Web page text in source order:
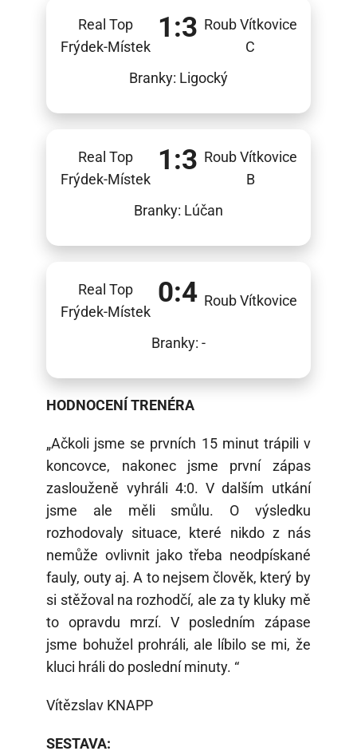
Real Top
Frýdek-Místek
1:3 Roub Vítkovice
C
Branky: Ligocký
Real Top
Frýdek-Místek
1:3 Roub Vítkovice
B
Branky: Lúčan
Real Top
Frýdek-Místek
0:4 Roub Vítkovice
Branky: -
HODNOCENÍ TRENÉRA
„Ačkoli jsme se prvních 15 minut trápili v
koncovce, nakonec jsme první zápas
zaslouženě vyhráli 4:0. V dalším utkání
jsme ale měli smůlu. O výsledku
rozhodovaly situace, které nikdo z nás
nemůže ovlivnit jako třeba neodpískané
fauly, outy aj. A to nejsem člověk, který by
si stěžoval na rozhodčí, ale za ty kluky mě
to opravdu mrzí. V posledním zápase
jsme bohužel prohráli, ale líbilo se mi, že
kluci hráli do poslední minuty. “
Vítězslav KNAPP
SESTAVA: